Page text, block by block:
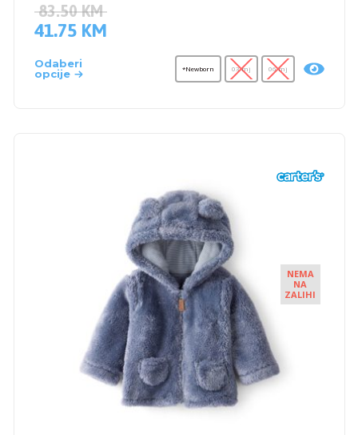
83.50KM
41.75 KM
Odaberi
opcije
*Newborn 03 mj 06 mj
NEMA
NA
ZALIHI